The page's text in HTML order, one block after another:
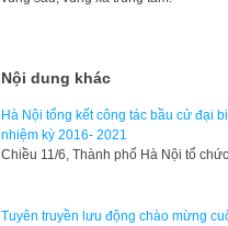
Nội dung khác
Hà Nội tổng kết công tác bầu cử đại
nhiệm kỳ 2016- 2021
Chiều 11/6, Thành phố Hà Nội tổ
Tuyên truyền lưu động chào mừng